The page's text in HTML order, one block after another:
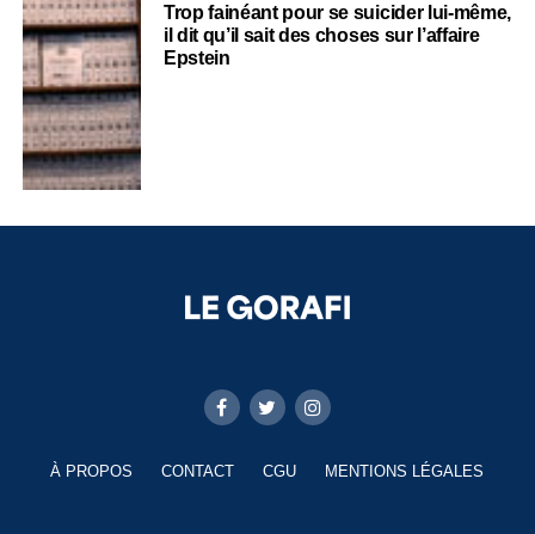
Trop fainéant pour se suicider lui-même,
il dit qu’il sait des choses sur l’affaire
Epstein
À PROPOS CONTACT CGU MENTIONS LÉGALES